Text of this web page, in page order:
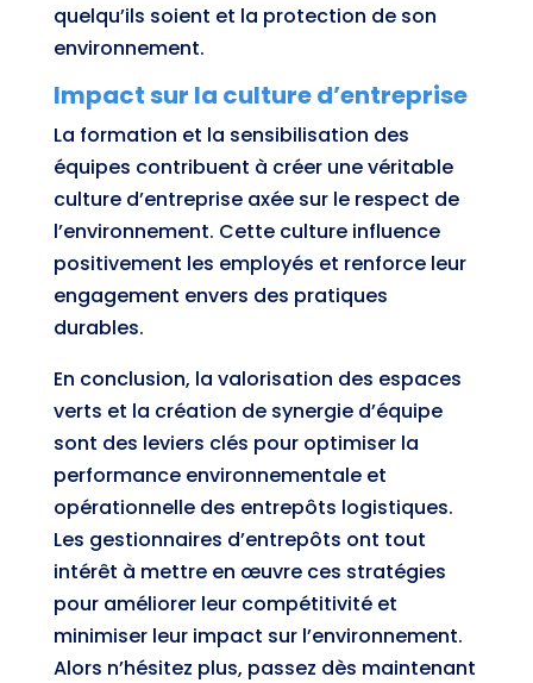
quelqu’ils soient et la protection de son
environnement.
Impact sur la culture d’entreprise
La formation et la sensibilisation des
équipes contribuent à créer une véritable
culture d’entreprise axée sur le respect de
l’environnement. Cette culture influence
positivement les employés et renforce leur
engagement envers des pratiques
durables.
En conclusion, la valorisation des espaces
verts et la création de synergie d’équipe
sont des leviers clés pour optimiser la
performance environnementale et
opérationnelle des entrepôts logistiques.
Les gestionnaires d’entrepôts ont tout
intérêt à mettre en œuvre ces stratégies
pour améliorer leur compétitivité et
minimiser leur impact sur l’environnement.
Alors n’hésitez plus, passez dès maintenant